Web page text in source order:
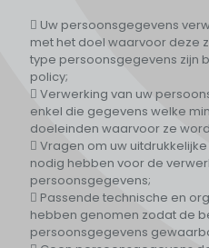
 Uw persoonsgegevens
met het doel waarvoor deze
type persoonsgegevens zijn
policy;
 Verwerking van uw
enkel die gegevens welke
doeleinden waarvoor ze
 Vragen om uw
nodig hebben voor de
persoonsgegevens;
 Passende technische en
hebben genomen zodat de
persoonsgegevens